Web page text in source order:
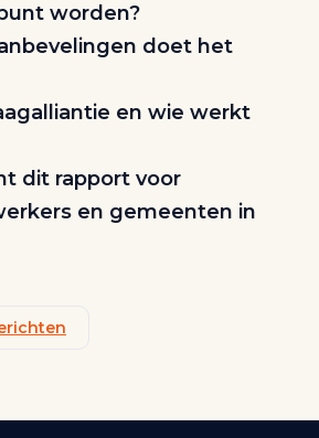
worden?
doet het
en wie werkt
dit rapport voor
en gemeenten in